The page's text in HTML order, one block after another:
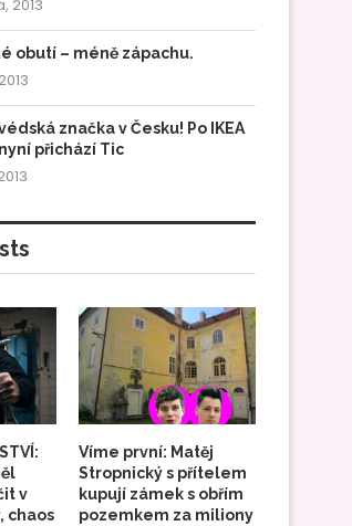
2013
obutí – méně zápachu.
značka v Česku! Po IKEA
přichází Tic
v
chaos
Víme první: Matěj
Stropnický s přítelem
kupují zámek s obřím
pozemkem za miliony